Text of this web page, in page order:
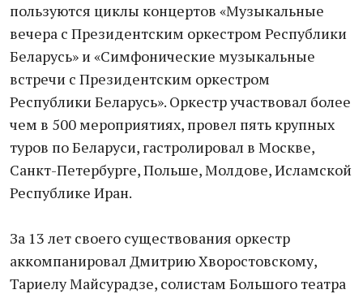
пользуются циклы концертов «Музыкальные
вечера с Президентским оркестром Республики
Беларусь» и «Симфонические музыкальные
встречи с Президентским оркестром
Республики Беларусь». Оркестр участвовал более
чем в 500 мероприятиях, провел пять крупных
туров по Беларуси, гастролировал в Москве,
Санкт-Петербурге, Польше, Молдове, Исламской
Республике Иран.
За 13 лет своего существования оркестр
аккомпанировал Дмитрию Хворостовскому,
Тариелу Майсурадзе, солистам Большого театра